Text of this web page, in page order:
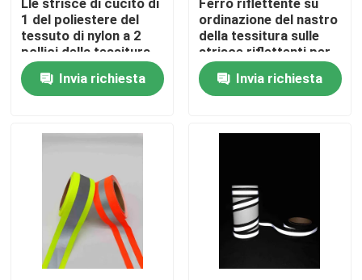
Controllo di qualità
Contattaci
Tutti i casi
Richiedere un preventivo
tessuto riflettente
Lle strisce di cucito di
1 del poliestere del
tessuto di nylon a 2
pollici della tessitura
cinghia del nastro per
l'arancia della fascia
grigia
Invia richiesta
Ferro riflettente su
ordinazione del nastro
della tessitura sulle
strisce riflettenti per
la borsa della cintura
di sicurezza
dell'abbigliamento
Invia richiesta